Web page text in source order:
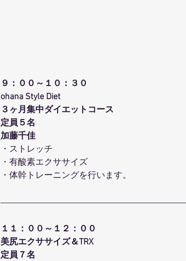
９：００～１０：３０
ohana Style Diet
３ヶ月集中ダイエットコース
定員５名
加藤千佳
・ストレッチ
・有酸素エクササイズ
・体幹トレーニングを行います。
１１：００～１２：００
美尻エクササイズ＆TRX
定員７名